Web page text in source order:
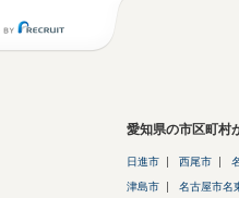
愛知県の市区町村
日進市 西尾市
津島市 名古屋市名